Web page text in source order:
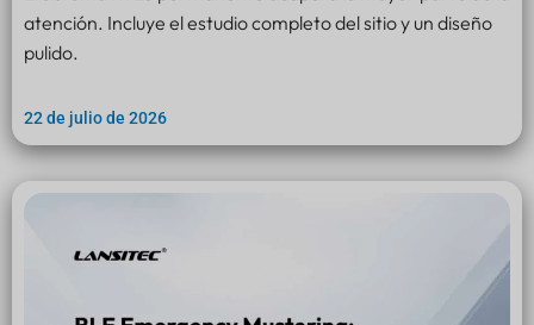
atención. Incluye el estudio completo del sitio y un diseño
pulido.
22 de julio de 2026